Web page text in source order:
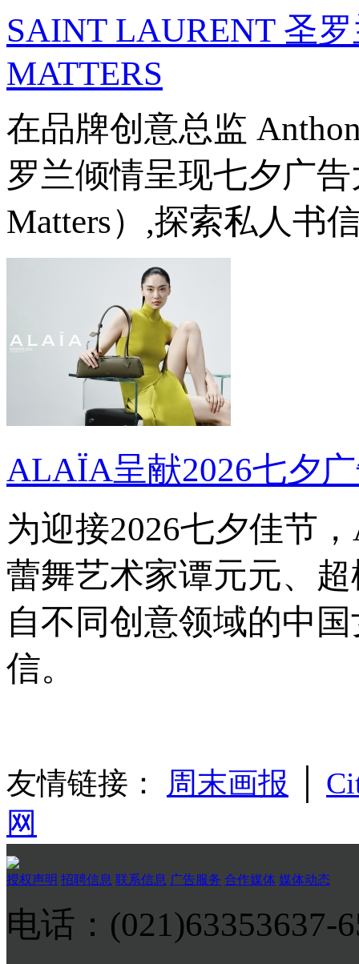
SAINT LAURENT 圣
MATTERS
在品牌创意总监
罗兰倾情呈现七夕广
Matters）,探索私人书
ALAÏA呈献2026七夕
为迎接2026七夕佳节
蕾舞艺术家谭元元、
自不同创意领域的中
信。
友情链接： 周末画报
网
授权声明 招聘信息 联系信息 广告服务 合作媒体 媒体动态
电话：(021)63353637-